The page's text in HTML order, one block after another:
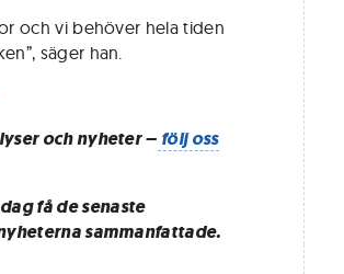
och vi behöver hela tiden
säger han.
och nyheter – följ oss
få de senaste
sammanfattade.